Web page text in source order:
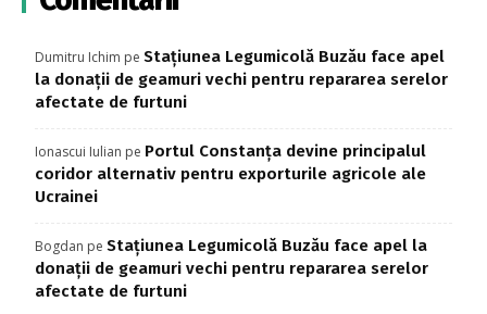
Dumitru Ichim pe Stațiunea Legumicolă Buzău face apel
la donații de geamuri vechi pentru repararea serelor
afectate de furtuni
Ionascui Iulian pe Portul Constanța devine principalul
coridor alternativ pentru exporturile agricole ale
Ucrainei
Bogdan pe Stațiunea Legumicolă Buzău face apel la
donații de geamuri vechi pentru repararea serelor
afectate de furtuni